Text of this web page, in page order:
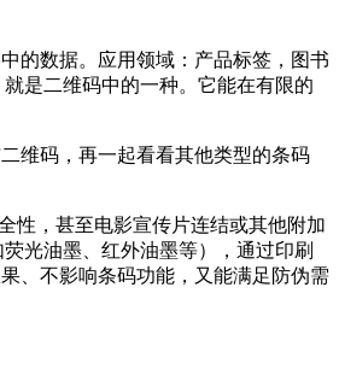
的数据。应用领域：产品标签，图书
是二维码中的一种。它能在有限的
维码，再一起看看其他类型的条码
性，甚至电影宣传片连结或其他附加
光油墨、红外油墨等），通过印刷
、不影响条码功能，又能满足防伪需